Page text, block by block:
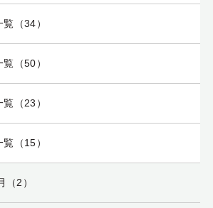
（34）
（50）
（23）
（15）
（2）